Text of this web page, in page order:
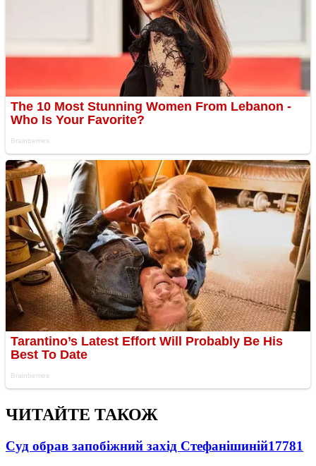
ЧИТАЙТЕ ТАКОЖ
Суд обрав запобіжний захід Стефанішиній17781